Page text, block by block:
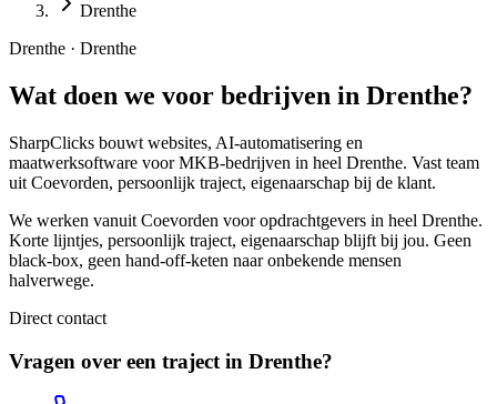
Drenthe
Drenthe · Drenthe
Wat doen we voor bedrijven in Drenthe?
SharpClicks bouwt websites, AI-automatisering en
maatwerksoftware voor MKB-bedrijven in heel Drenthe. Vast team
uit Coevorden, persoonlijk traject, eigenaarschap bij de klant.
We werken vanuit Coevorden voor opdrachtgevers in heel Drenthe.
Korte lijntjes, persoonlijk traject, eigenaarschap blijft bij jou. Geen
black-box, geen hand-off-keten naar onbekende mensen
halverwege.
Direct contact
Vragen over een traject in Drenthe?